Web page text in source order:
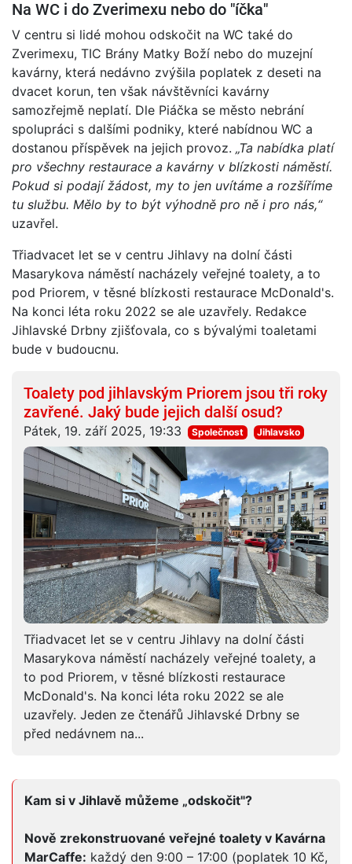
Na WC i do Zverimexu nebo do "íčka"
V centru si lidé mohou odskočit na WC také do
Zverimexu, TIC Brány Matky Boží nebo do muzejní
kavárny, která nedávno zvýšila poplatek z deseti na
dvacet korun, ten však návštěvníci kavárny
samozřejmě neplatí. Dle Piáčka se město nebrání
spolupráci s dalšími podniky, které nabídnou WC a
dostanou příspěvek na jejich provoz. „Ta nabídka platí
pro všechny restaurace a kavárny v blízkosti náměstí.
Pokud si podají žádost, my to jen uvítáme a rozšíříme
tu službu. Mělo by to být výhodně pro ně i pro nás,“
uzavřel.
Třiadvacet let se v centru Jihlavy na dolní části
Masarykova náměstí nacházely veřejné toalety, a to
pod Priorem, v těsné blízkosti restaurace McDonald's.
Na konci léta roku 2022 se ale uzavřely. Redakce
Jihlavské Drbny zjišťovala, co s bývalými toaletami
bude v budoucnu.
Toalety pod jihlavským Priorem jsou tři roky
zavřené. Jaký bude jejich další osud?
Pátek, 19. září 2025, 19:33 Společnost Jihlavsko
Třiadvacet let se v centru Jihlavy na dolní části
Masarykova náměstí nacházely veřejné toalety, a
to pod Priorem, v těsné blízkosti restaurace
McDonald's. Na konci léta roku 2022 se ale
uzavřely. Jeden ze čtenářů Jihlavské Drbny se
před nedávnem na...
Kam si v Jihlavě můžeme „odskočit"?
Nově zrekonstruované veřejné toalety v Kavárna
MarCaffe: každý den 9:00 – 17:00 (poplatek 10 Kč,